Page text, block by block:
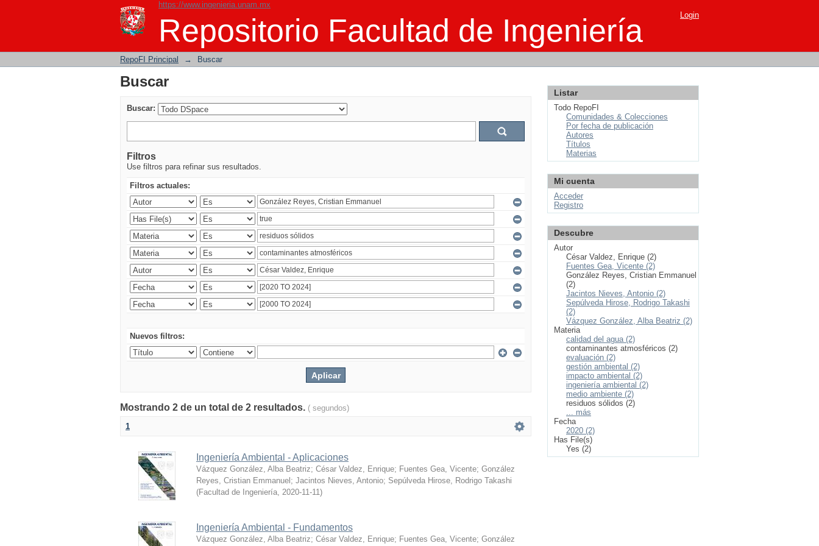
https://www.ingenieria.unam.mx
Repositorio Facultad de Ingeniería
Buscar Login
RepoFI Principal → Buscar
Buscar
Buscar:
Filtros
Use filtros para refinar sus resultados.
Filtros actuales:
Nuevos filtros:
Mostrando 2 de un total de 2 resultados. ( segundos)
1
Ingeniería Ambiental - Aplicaciones
Vázquez González, Alba Beatriz; César Valdez, Enrique; Fuentes Gea, Vicente; González
Reyes, Cristian Emmanuel ; Jacintos Nieves, Antonio; Sepúlveda Hirose, Rodrigo Takashi
(Facultad de Ingeniería, 2020-11-11)
Ingeniería Ambiental - Fundamentos
Vázquez González, Alba Beatriz; César Valdez, Enrique; Fuentes Gea, Vicente; González
Listar
Todo RepoFI
Comunidades & Colecciones
Por fecha de publicación
Autores
Títulos
Materias
Mi cuenta
Acceder
Registro
Descubre
Autor
César Valdez, Enrique (2)
Fuentes Gea, Vicente (2)
González Reyes, Cristian Emmanuel
(2)
Jacintos Nieves, Antonio (2)
Sepúlveda Hirose, Rodrigo Takashi
(2)
Vázquez González, Alba Beatriz (2)
Materia
calidad del agua (2)
contaminantes atmosféricos (2)
evaluación (2)
gestión ambiental (2)
impacto ambiental (2)
ingeniería ambiental (2)
medio ambiente (2)
residuos sólidos (2)
... más
Fecha
2020 (2)
Has File(s)
Yes (2)